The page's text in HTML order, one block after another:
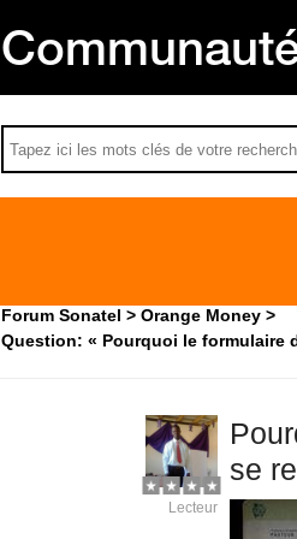
Forum Sonatel
Orange Money
Question: « Pourquoi le formulaire
se
Lecteur